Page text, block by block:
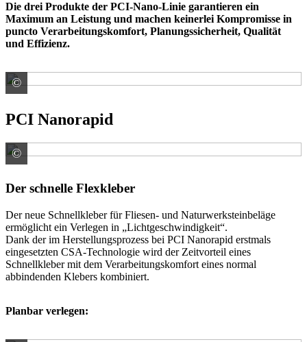
Die drei Produkte der PCI-Nano-Linie garantieren ein
Maximum an Leistung und machen keinerlei Kompromisse in
puncto Verarbeitungskomfort, Planungssicherheit, Qualität
und Effizienz.
© PCI Augsburg GmbH
PCI Nanorapid
© PCI Augsburg GmbH
Der schnelle Flexkleber
Der neue Schnellkleber für Fliesen- und Naturwerksteinbeläge
ermöglicht ein Verlegen in „Lichtgeschwindigkeit“.
Dank der im Herstellungsprozess bei PCI Nanorapid erstmals
eingesetzten CSA-Technologie wird der Zeitvorteil eines
Schnellkleber mit dem Verarbeitungskomfort eines normal
abbindenden Klebers kombiniert.
Planbar verlegen: